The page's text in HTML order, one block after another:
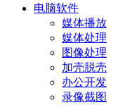
电脑软件
媒体播放
媒体处理
图像处理
加壳脱壳
办公开发
录像截图